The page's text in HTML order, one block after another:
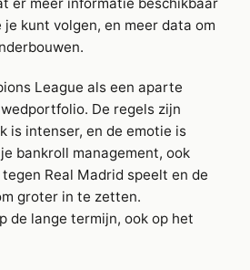
kunt volgen, en meer data om
League als een aparte
De regels zijn
is intenser, en de emotie is
bankroll management, ook
Real Madrid speelt en de
groter in te zetten.
de lange termijn, ook op het